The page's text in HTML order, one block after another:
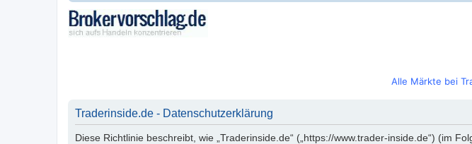
Alle Märkte bei
Traderinside.de - Datenschutzerklärung
Diese Richtlinie beschreibt, wie „Traderinside.de“ („https://www.trader-inside.de“) (im